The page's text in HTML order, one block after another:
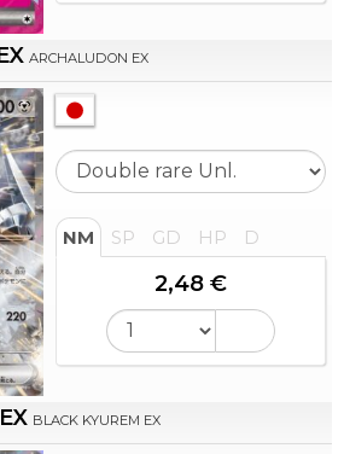
ARCHALUDON EX
NM SP GD HP D
2,48 €
BLACK KYUREM EX